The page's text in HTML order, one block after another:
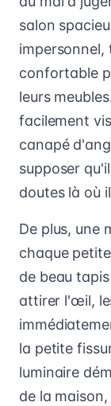
salon
impersonnel,
confortable
leurs
facilement
canapé
supposer
doutes là où
De plus, une
chaque
de beau
attirer l'œil,
la petite
luminaire
de la